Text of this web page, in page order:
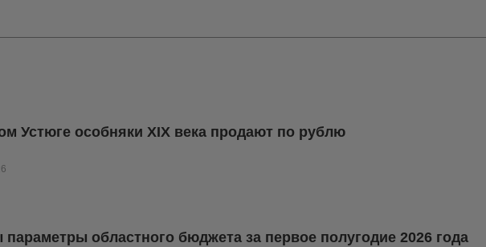
Устюге особняки XIX века продают по рублю
параметры областного бюджета за первое полугодие 2026 года